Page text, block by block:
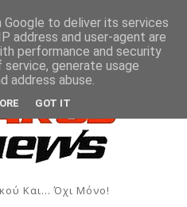
Αστακού ΠΟΛΙΤΙΣΜΌΣ
Και... Όχι Μόνο!
to deliver its services
address and user-agent are
performance and security
generate usage
address abuse.
GOT IT